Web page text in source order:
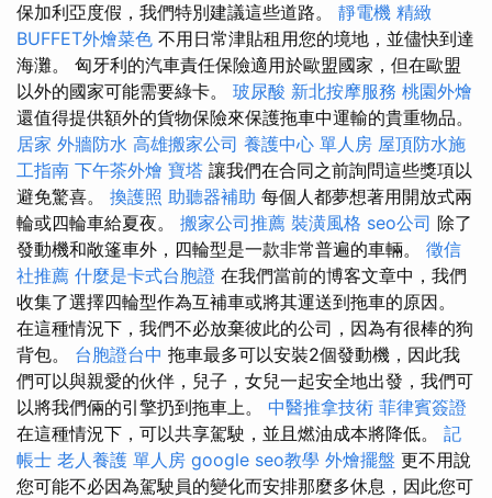
保加利亞度假，我們特別建議這些道路。 靜電機 精緻
BUFFET外燴菜色 不用日常津貼租用您的境地，並儘快到達
海灘。 匈牙利的汽車責任保險適用於歐盟國家，但在歐盟
以外的國家可能需要綠卡。 玻尿酸 新北按摩服務 桃園外燴
還值得提供額外的貨物保險來保護拖車中運輸的貴重物品。
居家 外牆防水 高雄搬家公司 養護中心 單人房 屋頂防水施
工指南 下午茶外燴 寶塔 讓我們在合同之前詢問這些獎項以
避免驚喜。 換護照 助聽器補助 每個人都夢想著用開放式兩
輪或四輪車給夏夜。 搬家公司推薦 裝潢風格 seo公司 除了
發動機和敞篷車外，四輪型是一款非常普遍的車輛。 徵信
社推薦 什麼是卡式台胞證 在我們當前的博客文章中，我們
收集了選擇四輪型作為互補車或將其運送到拖車的原因。
在這種情況下，我們不必放棄彼此的公司，因為有很棒的狗
背包。 台胞證台中 拖車最多可以安裝2個發動機，因此我
們可以與親愛的伙伴，兒子，女兒一起安全地出發，我們可
以將我們倆的引擎扔到拖車上。 中醫推拿技術 菲律賓簽證
在這種情況下，可以共享駕駛，並且燃油成本將降低。 記
帳士 老人養護 單人房 google seo教學 外燴擺盤 更不用說
您可能不必因為駕駛員的變化而安排那麼多休息，因此您可